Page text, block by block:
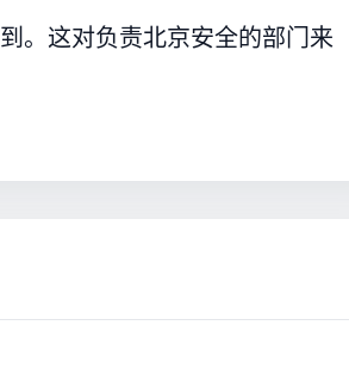
。这对负责北京安全的部门来